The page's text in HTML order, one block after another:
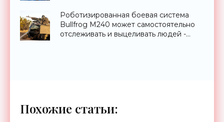
Роботизированная боевая система
Bullfrog M240 может самостоятельно
отслеживать и выцеливать людей -
Похожие статьи: